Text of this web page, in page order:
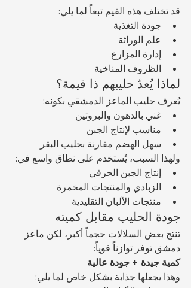
قد تختلف هذه القيم تبعاً لما يلي:
جودة التغذية
علم الوراثة
إدارة المزارع
الظروف المناخية
لماذا يُعدّ حليبهم ذا قيمة؟
يُعرف حليب الماعز الدمشقي بكونه:
غني بالدهون والبروتين
مناسب لإنتاج الجبن
سهل الهضم مقارنة بحليب البقر
ولهذا السبب، يُستخدم على نطاق واسع في:
إنتاج الجبن الحرفي
الزبادي والمنتجات المخمرة
منتجات الألبان التقليدية
جودة الحليب مقابل كميته
تنتج بعض السلالات حجماً أكبر، لكن ماعز
دمشق توفر توازناً قوياً:
كمية جيدة + جودة عالية
وهذا يجعلها جذابة بشكل خاص لما يلي: